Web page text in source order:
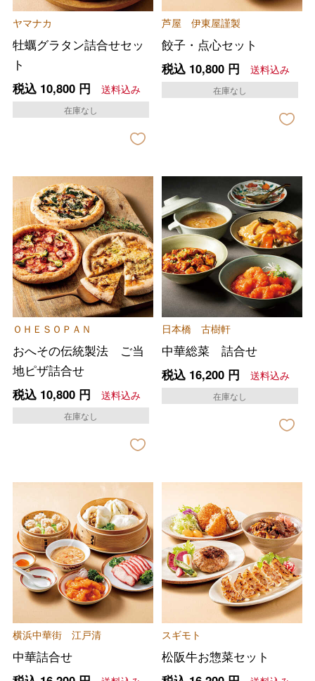
ヤマナカ
牡蠣グラタン詰合せセッ
ト
税込 10,800円 送料込み
在庫なし
芦屋 伊東屋謹製
餃子・点心セット
税込 10,800円 送料込み
在庫なし
ＯＨＥＳＯＰＡＮ
おへその伝統製法 ご当
地ピザ詰合せ
税込 10,800円 送料込み
在庫なし
日本橋 古樹軒
中華総菜 詰合せ
税込 16,200円 送料込み
在庫なし
横浜中華街 江戸清
中華詰合せ
スギモト
松阪牛お惣菜セット